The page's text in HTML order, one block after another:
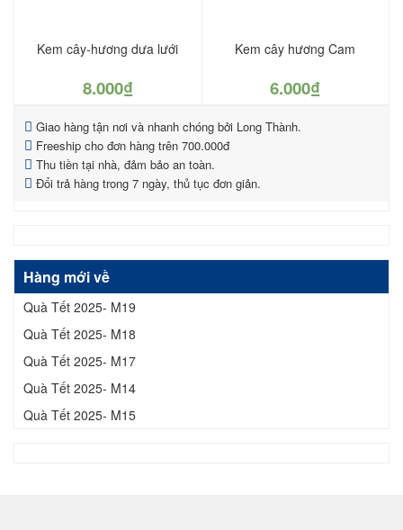
Kem cây-hương dưa lưới
8.000₫
Kem cây hương Cam
6.000₫
Giao hàng tận nơi và nhanh chóng bởi Long Thành.
Freeship cho đơn hàng trên 700.000đ
Thu tiền tại nhà, đảm bảo an toàn.
Đổi trả hàng trong 7 ngày, thủ tục đơn giản.
Hàng mới về
Quà Tết 2025- M19
Quà Tết 2025- M18
Quà Tết 2025- M17
Quà Tết 2025- M14
Quà Tết 2025- M15